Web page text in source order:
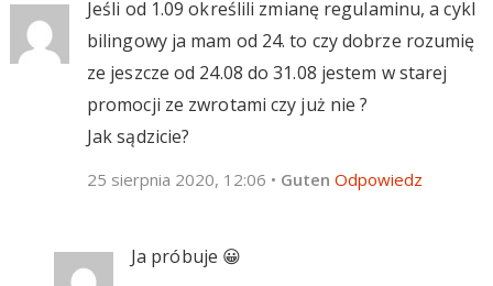
Jeśli od 1.09 określili zmianę regulaminu, a cykl
bilingowy ja mam od 24. to czy dobrze rozumię
ze jeszcze od 24.08 do 31.08 jestem w starej
promocji ze zwrotami czy już nie ?
Jak sądzicie?
25 sierpnia 2020, 12:06 • Guten Odpowiedz
Ja próbuje 😀